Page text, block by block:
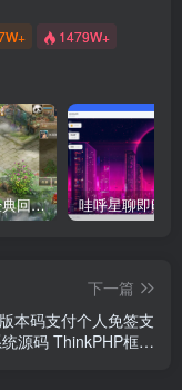
1479W+
【星辰传奇】经典回合制手游+安卓端+GM工具+详细搭建教程
下一篇
本码支付个人免签支
源码 ThinkPHP框架